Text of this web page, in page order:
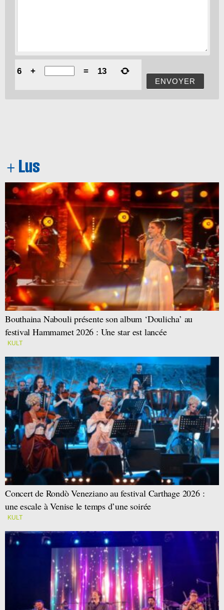
ENVOYER
6 + = 13
Bouthaina Nabouli présente son album ‘Doulicha’ au
festival Hammamet 2026 : Une star est lancée
KULT
Concert de Rondò Veneziano au festival Carthage 2026 :
une escale à Venise le temps d’une soirée
KULT